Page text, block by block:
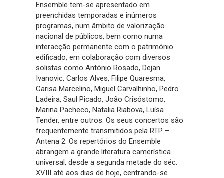
Ensemble tem-se apresentado em
preenchidas temporadas e inúmeros
programas, num âmbito de valorização
nacional de públicos, bem como numa
interacção permanente com o património
edificado, em colaboração com diversos
solistas como António Rosado, Dejan
Ivanovic, Carlos Alves, Filipe Quaresma,
Carisa Marcelino, Miguel Carvalhinho, Pedro
Ladeira, Saul Picado, João Crisóstomo,
Marina Pacheco, Natalia Riabova, Luísa
Tender, entre outros. Os seus concertos são
frequentemente transmitidos pela RTP –
Antena 2. Os repertórios do Ensemble
abrangem a grande literatura camerística
universal, desde a segunda metade do séc.
XVIII até aos dias de hoje, centrando-se